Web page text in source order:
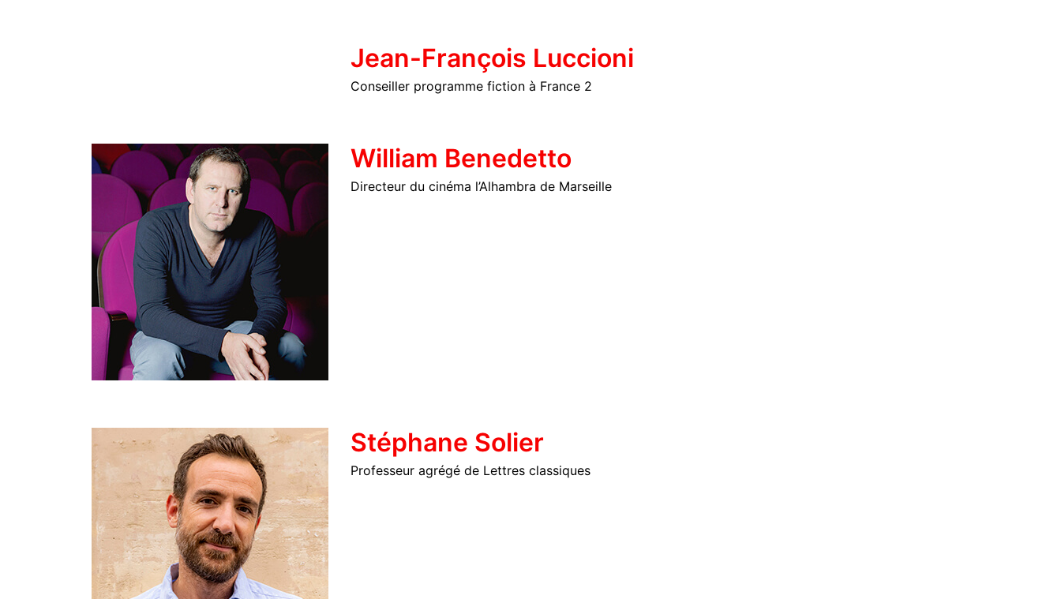
Jean-François Luccioni
Conseiller programme fiction à France 2
William Benedetto
Directeur du cinéma l’Alhambra de Marseille
Stéphane Solier
Professeur agrégé de Lettres classiques